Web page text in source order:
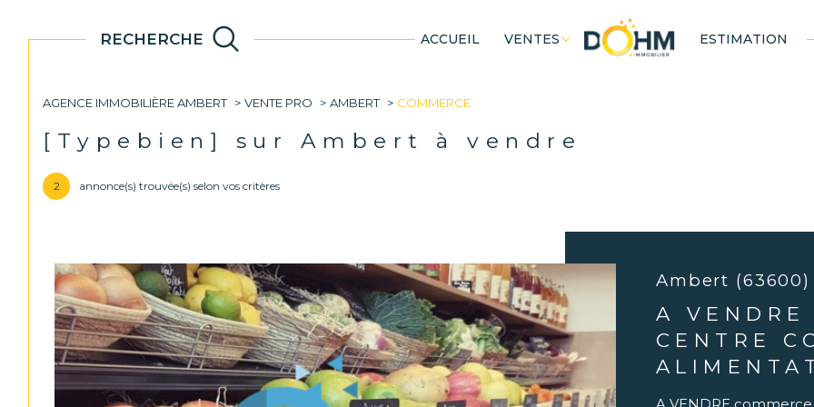
ACCUEIL VENTES ESTIMATION
RECHERCHE
Acheter
de l'immo
pro
de l'ancien
Estimer
TYPE DE COMMERCE
AGENCE IMMOBILIÈRE AMBERT VENTE PRO AMBERT COMMERCE
[typebien] sur Ambert à vendre
2 annonce(s) trouvée(s) selon vos critères
Ambert (63600)
A VENDRE
CENTRE